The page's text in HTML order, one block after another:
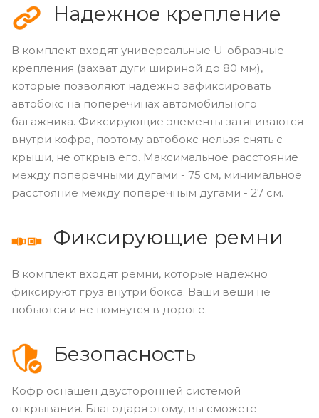
Надежное крепление
В комплект входят универсальные U-образные
крепления (захват дуги шириной до 80 мм),
которые позволяют надежно зафиксировать
автобокс на поперечинах автомобильного
багажника. Фиксирующие элементы затягиваются
внутри кофра, поэтому автобокс нельзя снять с
крыши, не открыв его. Максимальное расстояние
между поперечными дугами - 75 см, минимальное
расстояние между поперечным дугами - 27 см.
Фиксирующие ремни
В комплект входят ремни, которые надежно
фиксируют груз внутри бокса. Ваши вещи не
побьются и не помнутся в дороге.
Безопасность
Кофр оснащен двусторонней системой
открывания. Благодаря этому, вы сможете